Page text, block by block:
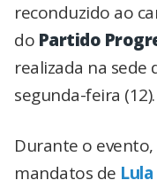
reconduzido ao
do Partido
realizada na
segunda-feira (12).
Durante o
mandatos de Lula